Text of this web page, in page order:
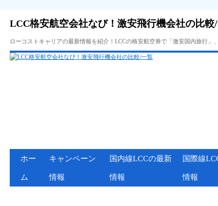
LCC格安航空会社なび！激安飛行機会社の比較
ローコストキャリアの最新情報を紹介！LCCの格安航空券で「激安国内旅行
ホー
ム
キャンペーン
情報
国内線LCCの最新
情報
国際線
情報